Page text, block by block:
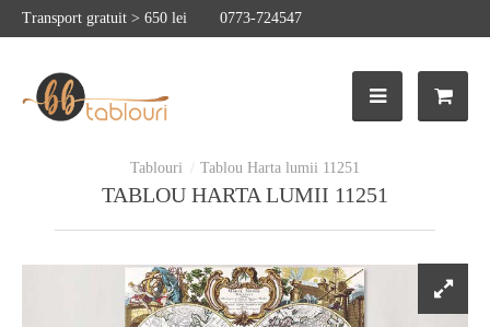
Transport gratuit > 650 lei 0773-724547
Tablou Harta lumii 11251
TABLOU HARTA LUMII 11251